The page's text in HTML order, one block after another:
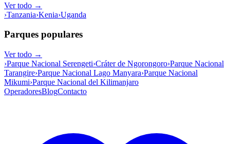
Ver todo →
›Tanzania›Kenia›Uganda
Parques populares
Ver todo →
›Parque Nacional Serengeti›Cráter de Ngorongoro›Parque Nacional
Tarangire›Parque Nacional Lago Manyara›Parque Nacional
Mikumi›Parque Nacional del Kilimanjaro
OperadoresBlogContacto